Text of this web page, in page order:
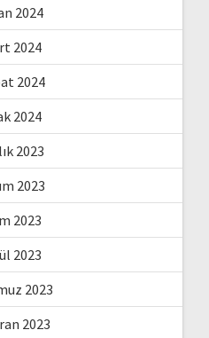
2024
2024
2024
2024
2023
2023
2023
2023
2023
2023